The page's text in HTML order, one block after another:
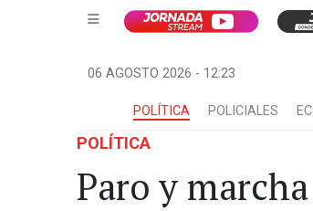
06 AGOSTO 2026 - 12:23
POLÍTICA POLICIALES
POLÍTICA
Paro y